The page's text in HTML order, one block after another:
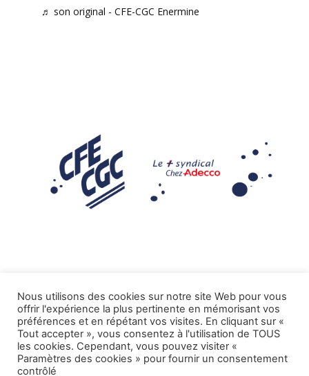
♬ son original - CFE-CGC Enermine
Mentions légales
Tous droits réservés CFE-CGC ADECCO.
Nous utilisons des cookies sur notre site Web pour vous
offrir l'expérience la plus pertinente en mémorisant vos
préférences et en répétant vos visites. En cliquant sur «
Tout accepter », vous consentez à l'utilisation de TOUS
les cookies. Cependant, vous pouvez visiter «
Paramètres des cookies » pour fournir un consentement
contrôlé